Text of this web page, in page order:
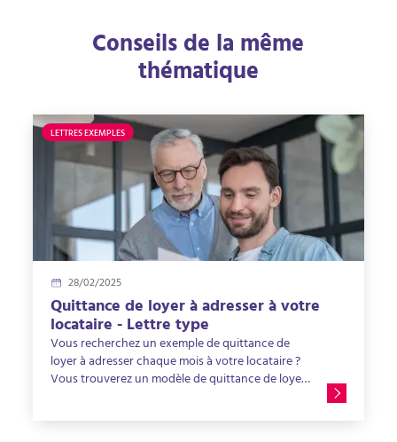
Conseils de la même
thématique
LETTRES EXEMPLES
28/02/2025
Quittance de loyer à adresser à votre
locataire - Lettre type
Vous recherchez un exemple de quittance de
loyer à adresser chaque mois à votre locataire ?
Vous trouverez un modèle de quittance de loyer
obligatoires.